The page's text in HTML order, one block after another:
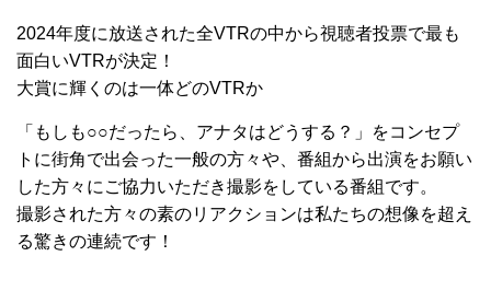
2024年度に放送された全VTRの中から視聴者投票で最も
面白いVTRが決定！
大賞に輝くのは一体どのVTRか
「もしも○○だったら、アナタはどうする？」をコンセプ
トに街角で出会った一般の方々や、番組から出演をお願い
した方々にご協力いただき撮影をしている番組です。
撮影された方々の素のリアクションは私たちの想像を超え
る驚きの連続です！